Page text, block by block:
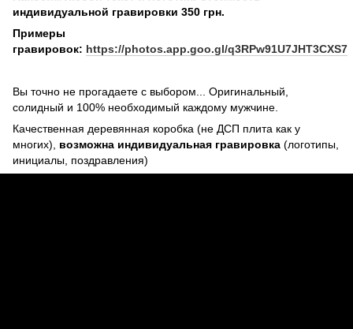
индивидуальной гравировки 350 грн.
Примеры
гравировок: https://photos.app.goo.gl/q3RPw91U7JHT3CXS7
Вы точно не прогадаете с выбором... Оригинальный,
солидный и 100% необходимый каждому мужчине.
Качественная деревянная коробка (не ДСП плита как у
многих), возможна индивидуальная гравировка (логотипы,
инициалы, поздравления)